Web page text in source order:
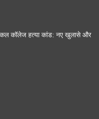
कॉलेज हत्या कांड: नए खुलासे और